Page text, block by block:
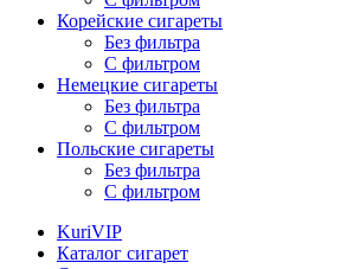
Корейские сигареты
Без фильтра
С фильтром
Немецкие сигареты
Без фильтра
С фильтром
Польские сигареты
Без фильтра
С фильтром
KuriVIP
Каталог сигарет